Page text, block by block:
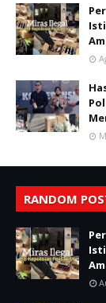
RANDOM